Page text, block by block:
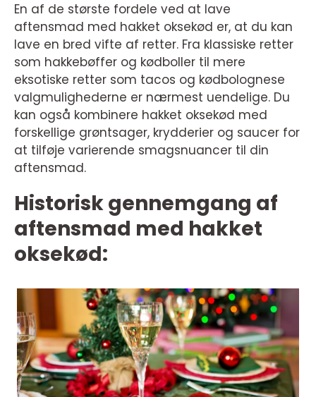
En af de største fordele ved at lave
aftensmad med hakket oksekød er, at du kan
lave en bred vifte af retter. Fra klassiske retter
som hakkebøffer og kødboller til mere
eksotiske retter som tacos og kødbolognese
valgmulighederne er nærmest uendelige. Du
kan også kombinere hakket oksekød med
forskellige grøntsager, krydderier og saucer for
at tilføje varierende smagsnuancer til din
aftensmad.
Historisk gennemgang af
aftensmad med hakket
oksekød: